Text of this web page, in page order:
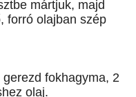
mártjuk, majd
forró olajban szép
fokhagyma, 2
olaj.